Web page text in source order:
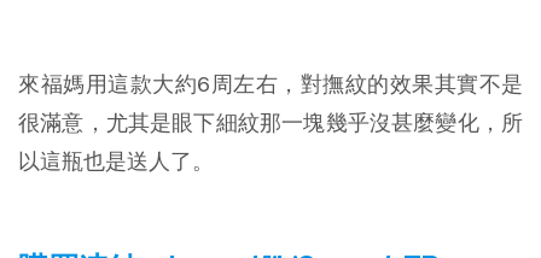
來福媽用這款大約6周左右，對撫紋的效果其實不是
很滿意，尤其是眼下細紋那一塊幾乎沒甚麼變化，所
以這瓶也是送人了。